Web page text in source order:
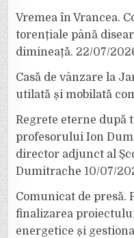
Vremea în Vrancea.
torențiale până
dimineață. 22/07/
Casă de vânzare la
utilată și mobilată
Regrete eterne după
profesorului Ion
director adjunct al
Dumitrache 10/07/
Comunicat de
finalizarea
energetice și